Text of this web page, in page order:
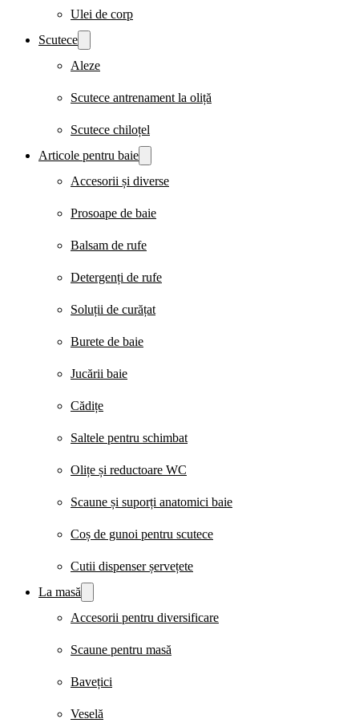
Ulei de corp
Scutece
Aleze
Scutece antrenament la oliță
Scutece chiloțel
Articole pentru baie
Accesorii și diverse
Prosoape de baie
Balsam de rufe
Detergenți de rufe
Soluții de curățat
Burete de baie
Jucării baie
Cădițe
Saltele pentru schimbat
Olițe și reductoare WC
Scaune și suporți anatomici baie
Coș de gunoi pentru scutece
Cutii dispenser șervețete
La masă
Accesorii pentru diversificare
Scaune pentru masă
Bavețici
Veselă